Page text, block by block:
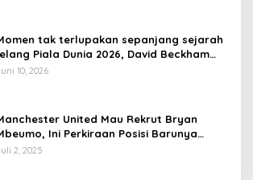
tak terlupakan sepanjang sejarah
Piala Dunia 2026, David Beckham
pernah dapat kartu merah
10, 2026
United Mau Rekrut Bryan
Ini Perkiraan Posisi Barunya
dalam Skema Ruben Amorim
2, 2025